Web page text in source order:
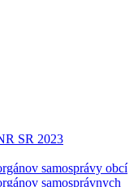
SR 2023
samosprávy obcí
samosprávnych